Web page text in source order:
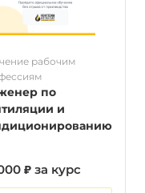
рабочим
по
и
₽ за курс